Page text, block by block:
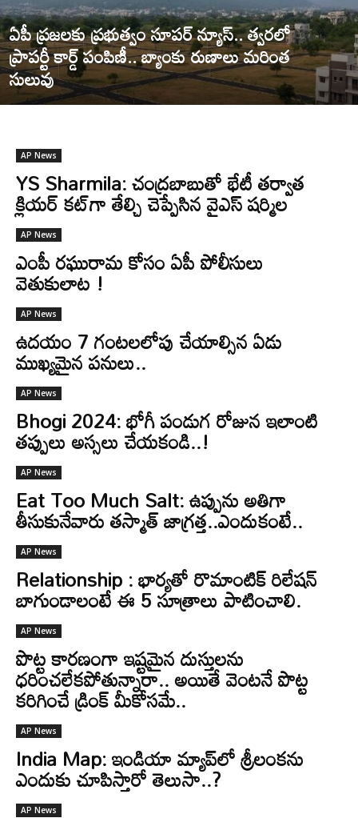
ఏపీ ప్రజలకు ప్రభుత్వం సూపర్ న్యూస్.. త్వరలో
ప్రాపర్టీ కార్డ్ పంపిణీ.. బ్యాంకు రుణాలు మరింత
సులువు
AP News
YS Sharmila: చంద్రబాబుతో భేటీ తర్వాత
క్లియర్ కట్‌గా తేల్చి చెప్పేసిన వైఎస్ షర్మిల
AP News
ఎంపీ రఘురామ కోసం ఏపీ పోలీసులు
వెతుకులాట !
AP News
ఉదయం 7 గంటలలోపు చేయాల్సిన ఏడు
ముఖ్యమైన పనులు..
AP News
Bhogi 2024: భోగీ పండుగ రోజున ఇలాంటి
తప్పులు అస్సలు చేయకండి..!
AP News
Eat Too Much Salt: ఉప్పును అతిగా
తీసుకునేవారు తస్మాత్‌ జాగ్రత్త..ఎందుకంటే..
AP News
Relationship : భార్యతో రొమాంటిక్ రిలేషన్
బాగుండాలంటే ఈ 5 సూత్రాలు పాటించాలి.
AP News
పొట్ట కారణంగా ఇష్టమైన దుస్తులను
ధరించలేకపోతున్నారా.. అయితే వెంటనే పొట్ట
కరిగించే డ్రింక్ మీకోసమే..
AP News
India Map: ఇండియా మ్యాప్‌లో శ్రీలంకను
ఎందుకు చూపిస్తారో తెలుసా..?
AP News